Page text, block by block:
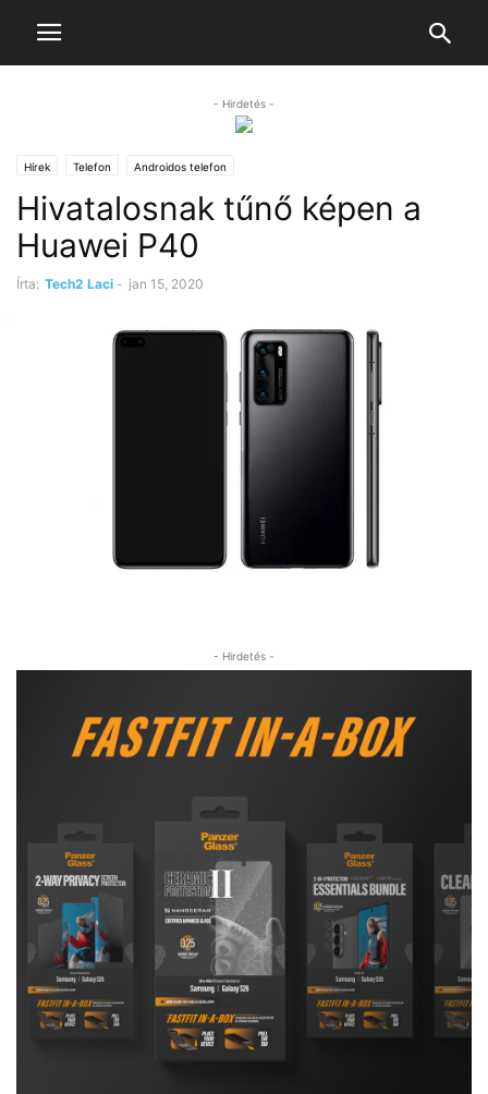
- Hirdetés -
Hírek Telefon Androidos telefon
Hivatalosnak tűnő képen a
Huawei P40
Írta: Tech2 Laci - jan 15, 2020
- Hirdetés -